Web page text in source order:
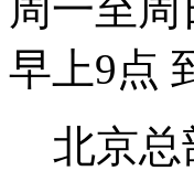
早上9点
北京总